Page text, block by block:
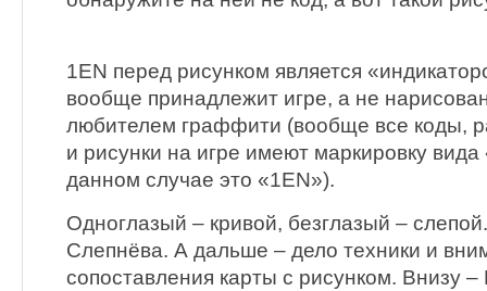
1EN перед рисунком является
вообще принадлежит игре, а не
любителем граффити (вообще все коды,
и рисунки на игре имеют маркировку
данном случае это «1EN»).
Одноглазый – кривой, безглазый –
Слепнёва. А дальше – дело техники и
сопоставления карты с рисунком. Внизу –